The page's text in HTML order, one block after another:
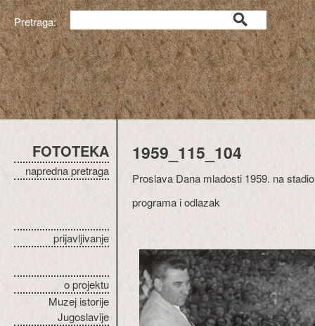
Pretraga:
FOTOTEKA
napredna pretraga
prijavljivanje
o projektu
Muzej istorije
Jugoslavije
1959_115_104
Proslava Dana mladosti 1959. na
programa i odlazak